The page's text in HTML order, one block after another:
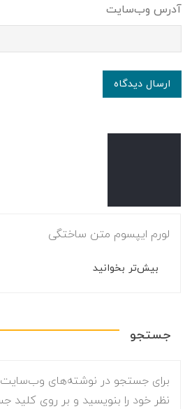
آدرس وب‌سایت
ارسال دیدگاه
لورم ایپسوم متن ساختگی
بیش‌تر بخوانید
جستجو
برای جستجو در نوشته‌های
نظر خود را بنویسید و بر روی کلید